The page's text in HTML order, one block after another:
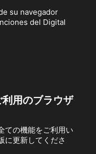
su navegador
del Digital
用のブラウザ
ての機能をご利用い
に更新してくださ